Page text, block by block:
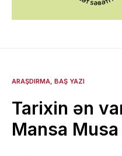
ARAŞDIRMA BAŞ YAZI
Tarixin ən
Mansa